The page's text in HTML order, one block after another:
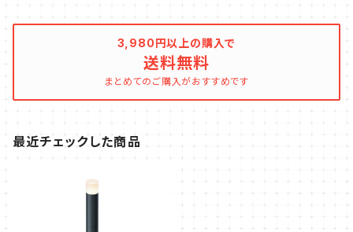
3,980円以上の購入で
送料無料
まとめてのご購入がおすすめです
最近チェックした商品